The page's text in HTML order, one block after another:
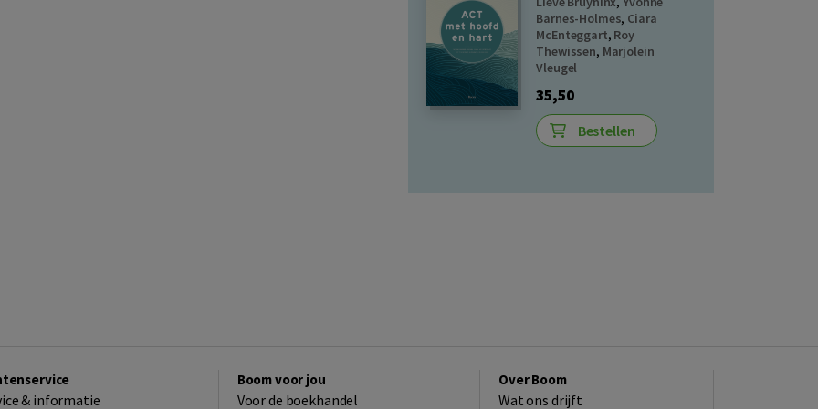
Barnes-Holmes, Ciara
McEnteggart, Roy
Thewissen, Marjolein
Vleugel
35,50
Bestellen
& informatie
Boom voor jou
Voor de boekhandel
Over Boom
Wat ons drijft